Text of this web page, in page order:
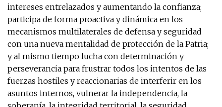
intereses entrelazados y aumentando la confianza;
participa de forma proactiva y dinámica en los
mecanismos multilaterales de defensa y seguridad
con una nueva mentalidad de protección de la Patria;
y al mismo tiempo lucha con determinación y
perseverancia para frustrar todos los intentos de las
fuerzas hostiles y reaccionarias de interferir en los
asuntos internos, vulnerar la independencia, la